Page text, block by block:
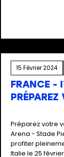
15 Février 2024
FRANCE -
PRÉPAREZ
Préparez votre
Arena - Stade
profiter
Italie le 25 février